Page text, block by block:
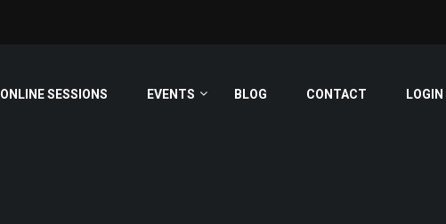
ONLINE SESSIONS EVENTS BLOG CONTACT LOGIN